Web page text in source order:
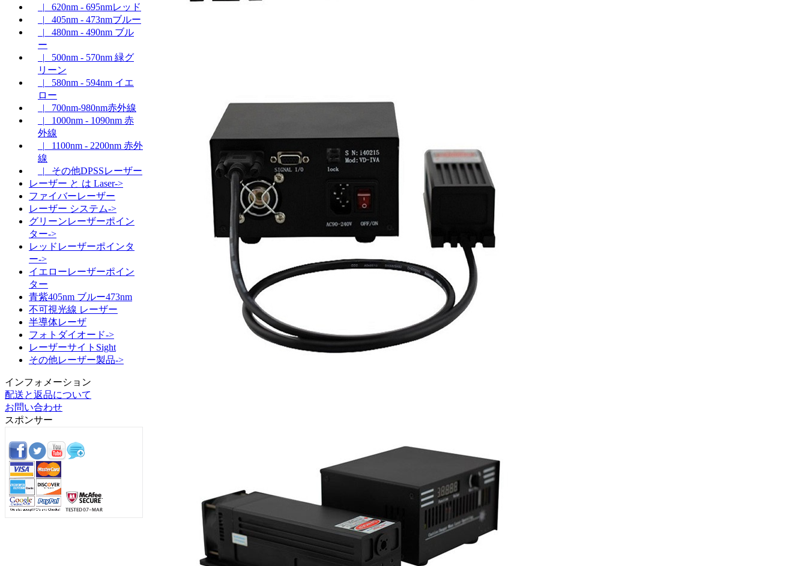
|_ 620nm - 695nmレッド
|_ 405nm - 473nmブルー
|_ 480nm - 490nm ブル
ー
|_ 500nm - 570nm 緑グ
リーン
|_ 580nm - 594nm イエ
ロー
|_ 700nm-980nm赤外線
|_ 1000nm - 1090nm 赤
外線
|_ 1100nm - 2200nm 赤外
線
|_ その他DPSSレーザー
レーザー と は Laser->
ファイバーレーザー
レーザー システム->
グリーンレーザーポイン
ター->
レッドレーザーポインタ
ー->
イエローレーザーポイン
ター
青紫405nm ブルー473nm
不可視光線 レーザー
半導体レーザ
フォトダイオード->
レーザーサイトSight
その他レーザー製品->
インフォメーション
配送と返品について
お問い合わせ
スポンサー